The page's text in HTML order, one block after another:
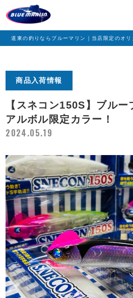
道東の釣りならブルーマリン｜当店限定のオリ
商品入荷情報
【スネコン150S】ブル
アルボル限定カラー！
2024.05.19